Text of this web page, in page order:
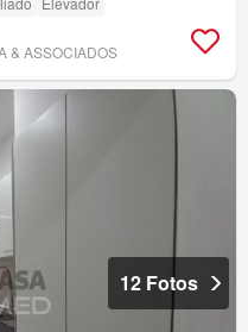
& ASSOCIADOS
12 Fotos